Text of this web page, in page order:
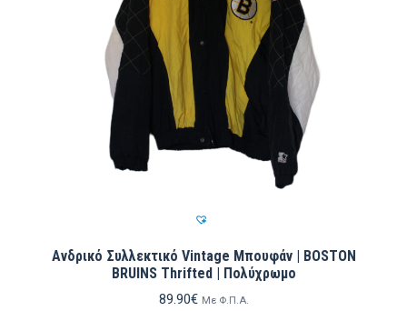
Ανδρικό Συλλεκτικό Vintage Μπουφάν | BOSTON
BRUINS Thrifted | Πολύχρωμο
89.90€ Με Φ.Π.Α.